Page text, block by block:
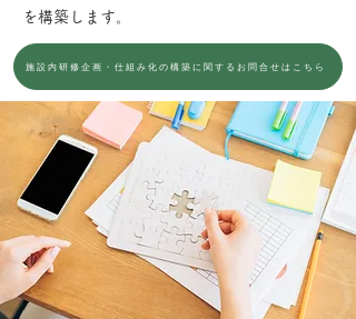
を構築します。
施設内研修企画・仕組み化の構築に関するお問合せはこちら